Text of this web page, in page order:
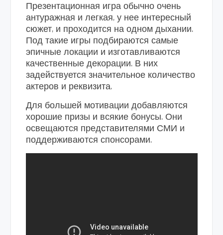
Презентационная игра обычно очень
антуражная и легкая, у нее интересный
сюжет, и проходится на одном дыхании.
Под такие игры подбираются самые
эпичные локации и изготавливаются
качественные декорации. В них
задействуется значительное количество
актеров и реквизита.
Для большей мотивации добавляются
хорошие призы и всякие бонусы. Они
освещаются представителями СМИ и
поддерживаются спонсорами.